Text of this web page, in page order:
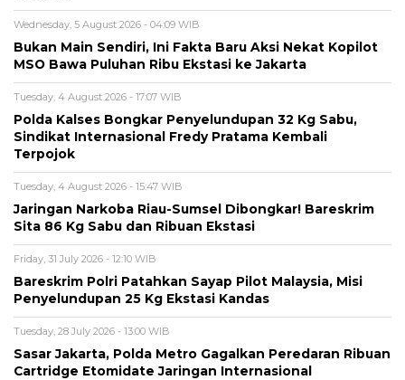
Wednesday, 5 August 2026 - 04:09 WIB
Bukan Main Sendiri, Ini Fakta Baru Aksi Nekat Kopilot
MSO Bawa Puluhan Ribu Ekstasi ke Jakarta
Tuesday, 4 August 2026 - 17:07 WIB
Polda Kalses Bongkar Penyelundupan 32 Kg Sabu,
Sindikat Internasional Fredy Pratama Kembali
Terpojok
Tuesday, 4 August 2026 - 15:47 WIB
Jaringan Narkoba Riau-Sumsel Dibongkar! Bareskrim
Sita 86 Kg Sabu dan Ribuan Ekstasi
Friday, 31 July 2026 - 12:10 WIB
Bareskrim Polri Patahkan Sayap Pilot Malaysia, Misi
Penyelundupan 25 Kg Ekstasi Kandas
Tuesday, 28 July 2026 - 13:00 WIB
Sasar Jakarta, Polda Metro Gagalkan Peredaran Ribuan
Cartridge Etomidate Jaringan Internasional